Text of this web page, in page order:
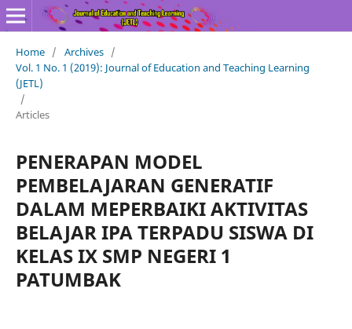
Home / Archives /
Vol. 1 No. 1 (2019): Journal of Education and Teaching Learning
(JETL)
/
Articles
PENERAPAN MODEL
PEMBELAJARAN GENERATIF
DALAM MEPERBAIKI AKTIVITAS
BELAJAR IPA TERPADU SISWA DI
KELAS IX SMP NEGERI 1
PATUMBAK